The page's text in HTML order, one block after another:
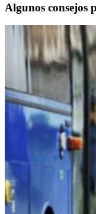
Algunos consejos